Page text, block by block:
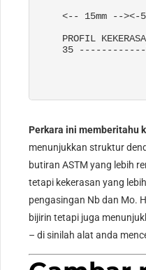
<-- 15mm --><-
PROFIL
35
Perkara ini memberitahu
menunjukkan struktur
butiran ASTM yang lebih
tetapi kekerasan yang
pengasingan Nb dan Mo.
bijirin tetapi juga
– di sinilah alat anda